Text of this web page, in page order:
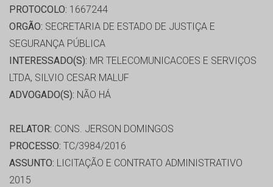
PROTOCOLO: 1667244
ORGÃO: SECRETARIA DE ESTADO DE JUSTIÇA E
SEGURANÇA PÚBLICA
INTERESSADO(S): MR TELECOMUNICACOES E SERVIÇOS
LTDA, SILVIO CESAR MALUF
ADVOGADO(S): NÃO HÁ
RELATOR: CONS. JERSON DOMINGOS
PROCESSO: TC/3984/2016
ASSUNTO: LICITAÇÃO E CONTRATO ADMINISTRATIVO
2015